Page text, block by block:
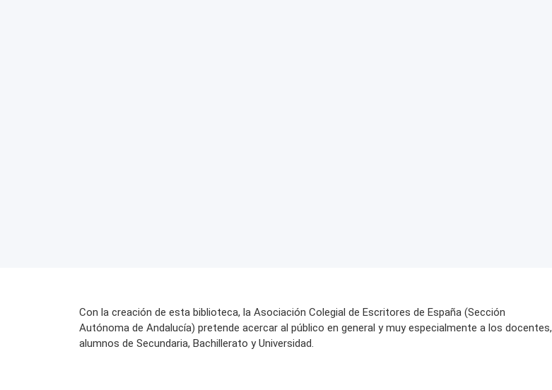
Con la creación de esta biblioteca, la Asociación Colegial de Escritores de España (Sección
Autónoma de Andalucía) pretende acercar al público en general y muy especialmente a los docentes,
alumnos de Secundaria, Bachillerato y Universidad.